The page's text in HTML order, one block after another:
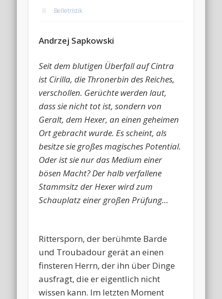
Belletristik
Andrzej Sapkowski
Seit dem blutigen Überfall auf Cintra
ist Cirilla, die Thronerbin des Reiches,
verschollen. Gerüchte werden laut,
dass sie nicht tot ist, sondern von
Geralt, dem Hexer, an einen geheimen
Ort gebracht wurde. Es scheint, als
besitze sie großes magisches Potential.
Oder ist sie nur das Medium einer
bösen Macht? Der halb verfallene
Stammsitz der Hexer wird zum
Schauplatz einer großen Prüfung…
Rittersporn, der berühmte Barde
und Troubadour gerät an einen
finsteren Herrn, der ihn über Dinge
ausfragt, die er eigentlich nicht
wissen kann. Im letzten Moment